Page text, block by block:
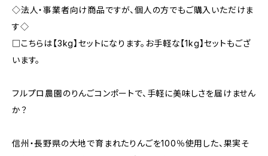
◇法人・事業者向け商品ですが、個人の方でもご購入いただけま
す◇
□こちらは【3kg】セットになります。お手軽な【1kg】セットもござ
います。
フルプロ農園のりんごコンポートで、手軽に美味しさを届けません
か？
信州・長野県の大地で育まれたりんごを100％使用した、果実そ